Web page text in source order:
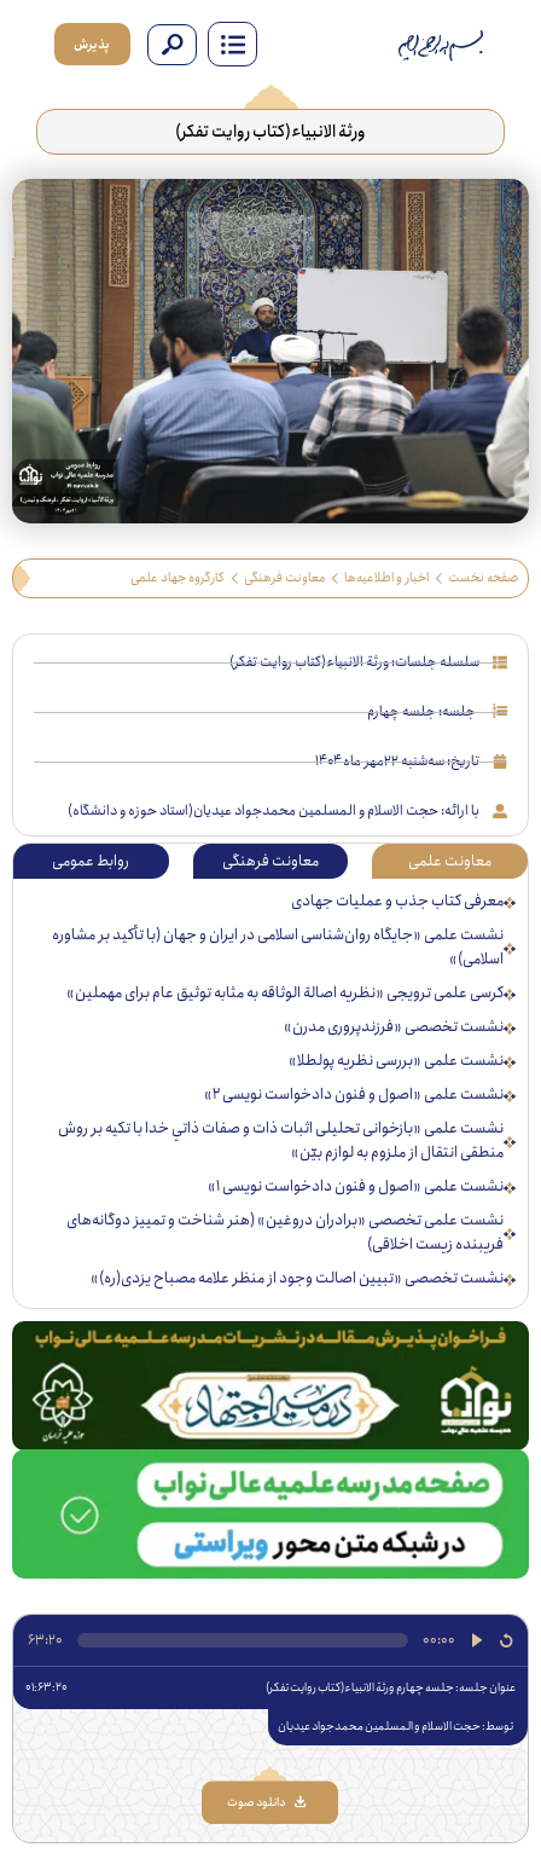
ورثة الانبیاء(کتاب روایت تفکر)
نخست اخبار و اطلاعیه‌ها معاونت فرهنگی کارگروه جهاد علمی
00:00
63:20
‌جلسه چهارم ورثة الانبیاء(کتاب روایت تفکر)
حجت الاسلام و المسلمین محمدجواد عیدیان
دانلود صوت
سلسله جلسات: ورثة الانبیاء(کتاب روایت تفکر)
جلسه: جلسه چهارم
تاریخ:سه‌شنبه ۲۲مهر ماه ۱۴۰۴
با ارائه: حجت الاسلام و المسلمین محمدجواد عیدیان(استاد حوزه و دانشگاه)
علمی معاونت فرهنگی
روابط عمومی
کتاب جذب و عملیات جهادی
علمی «جایگاه روان‌شناسی اسلامی در ایران و جهان (با تأکید بر مشاوره
علمی ترویجی «نظریه اصالة الوثاقه به مثابه توثیق عام برای مهملین»
تخصصی «فرزندپروری مدرن»
علمی «بررسی نظریه پولطلا»
علمی «اصول و فنون دادخواست نویسی ۲»
علمی «بازخوانی تحليلی اثبات ذات و صفات ذاتي خدا با تكيه بر روش
انتقال از ملزوم به لوازم بيّن»
علمی «اصول و فنون دادخواست نویسی ۱»
علمی تخصصی «برادران دروغین» (هنر شناخت و تمییز دوگانه‌های
زیست اخلاقی)
تخصصی «تبيين اصالت وجود از منظر علامه مصباح يزدی(ره)»